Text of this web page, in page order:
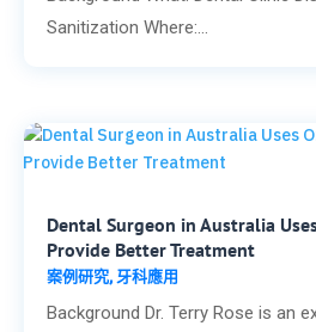
Sanitization Where:...
Dental Surgeon in Australia
Provide Better Treatment
案例研究, 牙科應用
Background Dr. Terry Rose is an